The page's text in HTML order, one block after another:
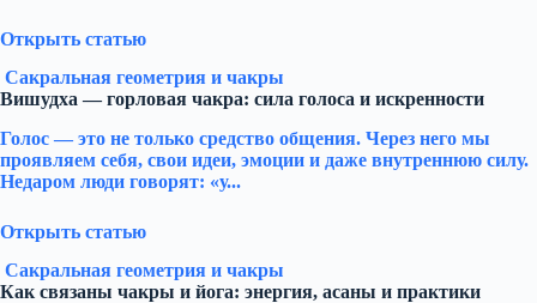
Открыть статью
Сакральная геометрия и чакры
Вишудха — горловая чакра: сила голоса и искренности
Голос — это не только средство общения. Через него мы
проявляем себя, свои идеи, эмоции и даже внутреннюю силу.
Недаром люди говорят: «у...
Открыть статью
Сакральная геометрия и чакры
Как связаны чакры и йога: энергия, асаны и практики